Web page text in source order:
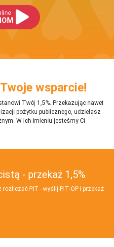
wsparcie!
Twój 1,5%. Przekazując nawet
pożytku publicznego, udzielasz
W ich imieniu jesteśmy Ci
- przekaż 1,5%
PIT - wyślij PIT‑OP i przekaż